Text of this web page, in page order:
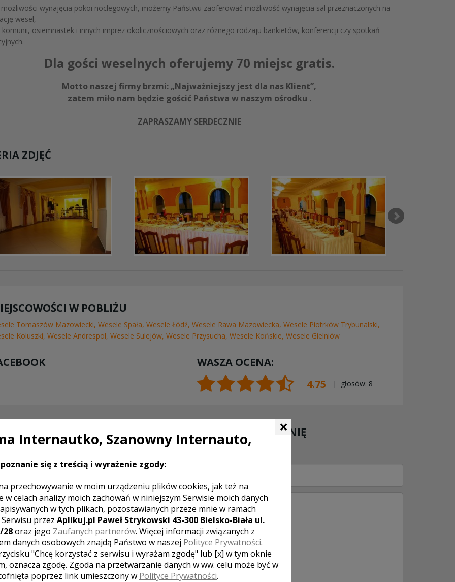
wynajęcia pokoi noclegowych, możemy Państwu zaoferować możliwość wynajęcia sal przeznaczonych na
wesel,
komunii, osiemnastek i innych imprez okolicznościowych oraz różnego rodzaju bankietów, konferencji czy spotkań
Dla gości weselnych oferujemy 70 miejsc gratis.
Motto naszej firmy brzmi: „Najważniejszy jest dla nas Klient”,
zatem miło nam będzie gościć Państwa w naszym ośrodku .
ZAPRASZAMY SERDECZNIE
ZDJĘĆ
W POBLIŻU
Tomaszów Mazowiecki, Wesele Spała, Wesele Łódź, Wesele Rawa Mazowiecka, Wesele Piotrków Trybunalski,
Koluszki, Wesele Andrespol, Wesele Sulejów, Wesele Przysucha, Wesele Końskie, Wesele Gielniów
WASZA OCENA:
4.75
| głosów: 8
SIĘ Z LOKALEM,
WYJĄTKOWĄ OFERTĘ
DODAJ SWOJĄ OPINIĘ
×
Internautko, Szanowny Internauto,
się z treścią i wyrażenie zgody:
przechowywanie w moim urządzeniu plików cookies, jak też na
w celach analizy moich zachowań w niniejszym Serwisie moich danych
w tych plikach, pozostawianych przeze mnie w ramach
przez Aplikuj.pl Paweł Strykowski 43-300 Bielsko-Biała ul.
28oraz jego Zaufanych partnerów. Więcej informacji związanych z
danych osobowych znajdą Państwo w naszej Polityce Prywatności.
"Chcę korzystać z serwisu i wyrażam zgodę" lub [x] w tym oknie
oznacza zgodę. Zgoda na przetwarzanie danych w ww. celu może być w
poprzez link umieszczony w Polityce Prywatności.